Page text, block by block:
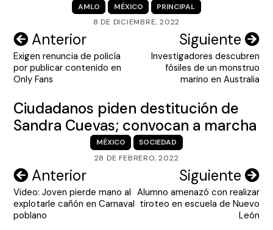
AMLO MÉXICO
PRINCIPAL
8 DE DICIEMBRE, 2022
Navegación
de
entradas
Anterior
Exigen renuncia de policía
por publicar contenido en
Only Fans
Siguiente
Investigadores descubren
fósiles de un monstruo
marino en Australia
Ciudadanos piden destitución de
Sandra Cuevas; convocan a marcha
MÉXICO
SOCIEDAD
28 DE FEBRERO, 2022
Navegación
de
entradas
Anterior
Video: Joven pierde mano al
explotarle cañón en Carnaval
poblano
Siguiente
Alumno amenazó con realizar
tiroteo en escuela de Nuevo
León